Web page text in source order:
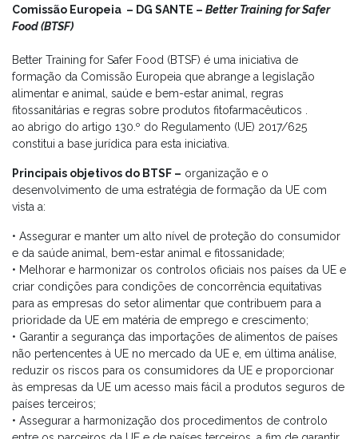
Comissão Europeia – DG SANTE – Better Training for Safer
Food (BTSF)
Better Training for Safer Food (BTSF) é uma iniciativa de
formação da Comissão Europeia que abrange a legislação
alimentar e animal, saúde e bem-estar animal, regras
fitossanitárias e regras sobre produtos fitofarmacêuticos .
ao abrigo do artigo 130.º do Regulamento (UE) 2017/625
constitui a base jurídica para esta iniciativa.
Principais objetivos do BTSF – organização e o
desenvolvimento de uma estratégia de formação da UE com
vista a:
• Assegurar e manter um alto nível de proteção do consumidor
e da saúde animal, bem-estar animal e fitossanidade;
• Melhorar e harmonizar os controlos oficiais nos países da UE e
criar condições para condições de concorrência equitativas
para as empresas do setor alimentar que contribuem para a
prioridade da UE em matéria de emprego e crescimento;
• Garantir a segurança das importações de alimentos de países
não pertencentes à UE no mercado da UE e, em última análise,
reduzir os riscos para os consumidores da UE e proporcionar
às empresas da UE um acesso mais fácil a produtos seguros de
países terceiros;
• Assegurar a harmonização dos procedimentos de controlo